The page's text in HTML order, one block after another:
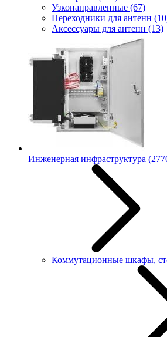
Узконаправленные (67)
Переходники для антенн
Аксессуары для антенн (13)
Инженерная инфраструктура
Коммутационные шкафы,